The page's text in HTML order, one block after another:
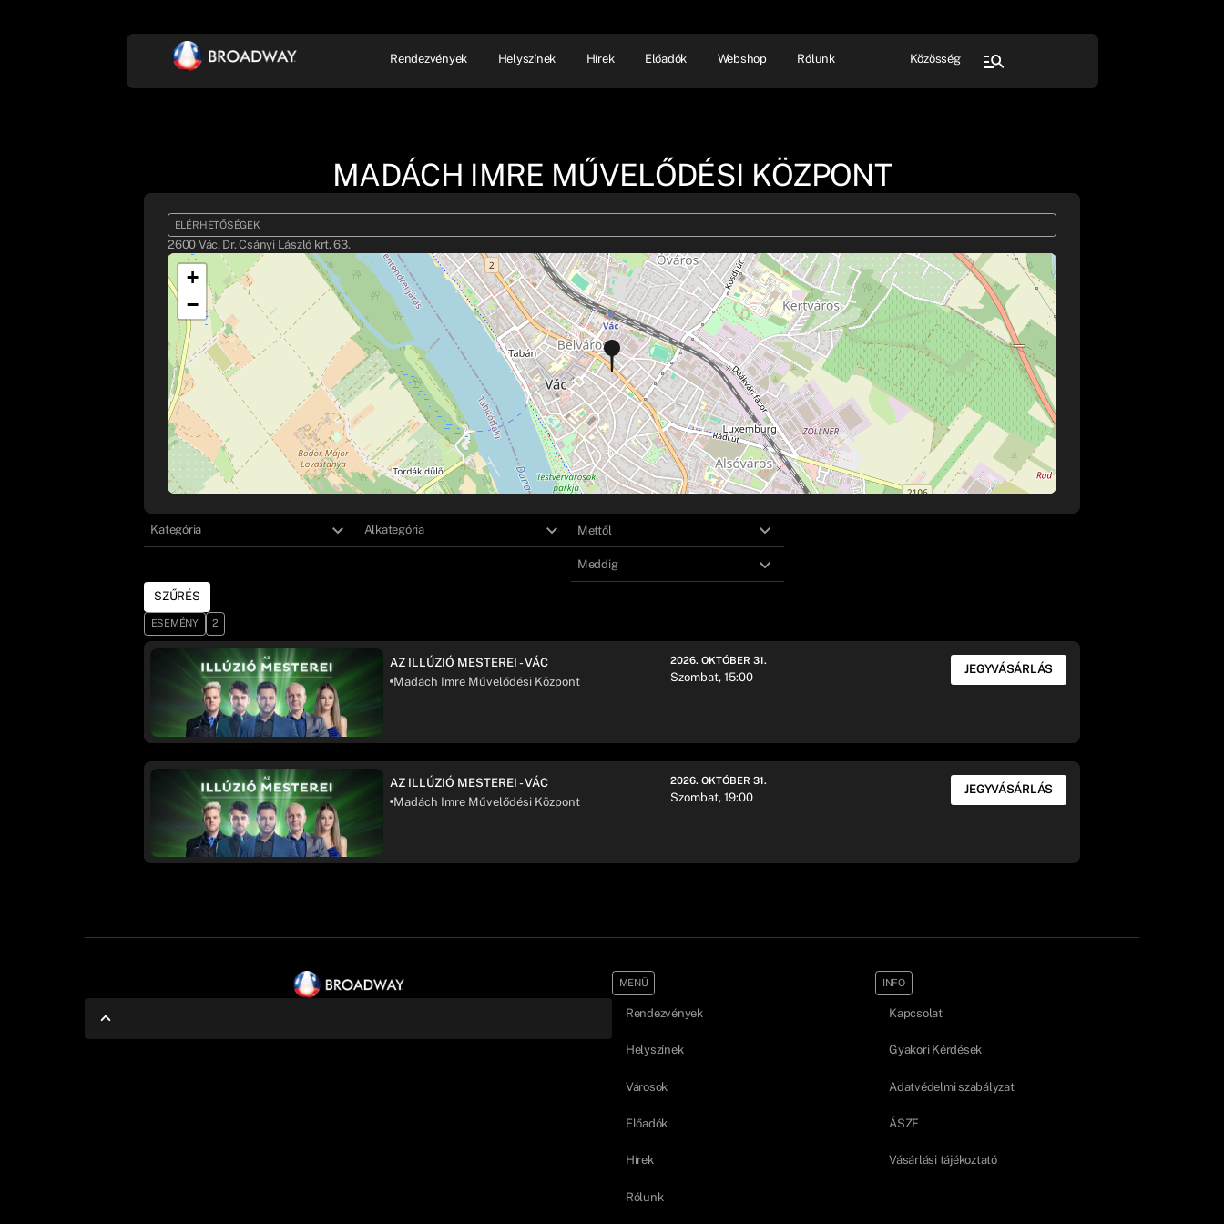
Rendezvények Helyszínek Hírek Előadók Webshop Rólunk Közösség
MADÁCH IMRE MŰVELŐDÉSI KÖZPONT
ELÉRHETŐSÉGEK
2600 Vác, Dr. Csányi László krt. 63.
+
−
Kategória Alkategória
SZŰRÉS
ESEMÉNY 2
AZ ILLÚZIÓ MESTEREI - VÁC
Madách Imre Művelődési Központ
2026. OKTÓBER 31.
Szombat, 15:00
JEGYVÁSÁRLÁS
AZ ILLÚZIÓ MESTEREI - VÁC
Madách Imre Művelődési Központ
2026. OKTÓBER 31.
Szombat, 19:00
JEGYVÁSÁRLÁS
MENÜ
Rendezvények
Helyszínek
Városok
Előadók
Hírek
Rólunk
INFO
Kapcsolat
Gyakori Kérdések
Adatvédelmi szabályzat
ÁSZF
Vásárlási tájékoztató